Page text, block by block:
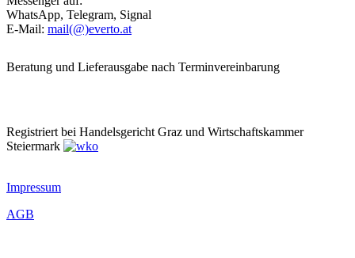
WhatsApp, Telegram, Signal
E-Mail: mail(@)everto.at
Beratung und Lieferausgabe nach Terminvereinbarung
Registriert bei Handelsgericht Graz und Wirtschaftskammer
Steiermark
Impressum
AGB